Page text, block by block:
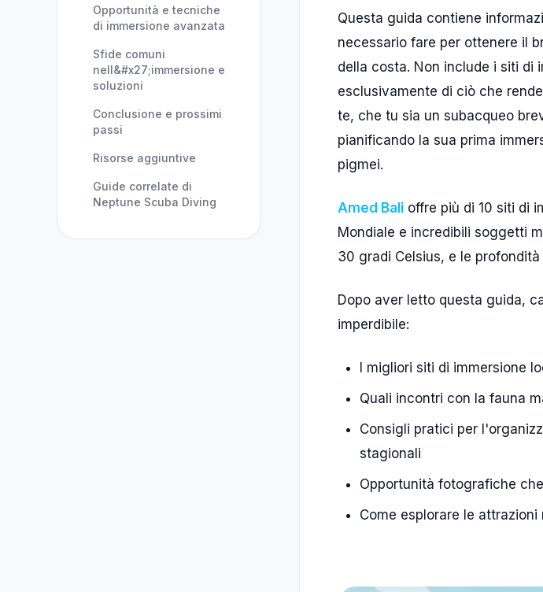
Opportunità e tecniche
di immersione avanzata
Sfide comuni
nell&#x27;immersione e
soluzioni
Conclusione e prossimi
passi
Risorse aggiuntive
Guide correlate di
Neptune Scuba Diving
Questa guida contiene
necessario fare per ottenere il
della costa. Non include i siti di
esclusivamente di ciò che
te, che tu sia un subacqueo
pianificando la sua prima
pigmei.
Amed Bali offre più di 10 siti di
Mondiale e incredibili soggetti
30 gradi Celsius, e le
Dopo aver letto questa guida,
imperdibile:
I migliori siti di immersione
Quali incontri con la fauna
Consigli pratici per
stagionali
Opportunità fotografiche
Come esplorare le